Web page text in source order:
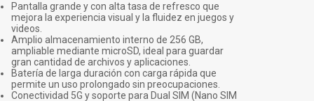
Pantalla grande y con alta tasa de refresco que
mejora la experiencia visual y la fluidez en juegos y
videos.
Amplio almacenamiento interno de 256 GB,
ampliable mediante microSD, ideal para guardar
gran cantidad de archivos y aplicaciones.
Batería de larga duración con carga rápida que
permite un uso prolongado sin preocupaciones.
Conectividad 5G y soporte para Dual SIM (Nano SIM